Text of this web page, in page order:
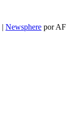
| Newsphere por AF